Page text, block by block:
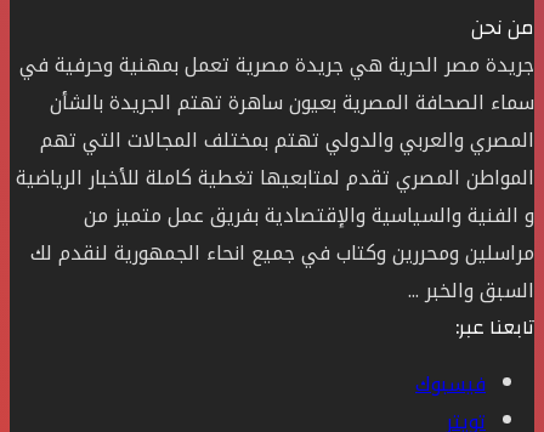
من نحن
جريدة مصر الحرية هي جريدة مصرية تعمل بمهنية وحرفية في
سماء الصحافة المصرية بعيون ساهرة تهتم الجريدة بالشأن
المصري والعربي والدولي تهتم بمختلف المجالات التي تهم
المواطن المصري تقدم لمتابعيها تغطية كاملة للأخبار الرياضية
و الفنية والسياسية والإقتصادية بفريق عمل متميز من
مراسلين ومحررين وكتاب في جميع انحاء الجمهورية لنقدم لك
السبق والخبر ...
تابعنا عبر:
فيسبوك
تويتر